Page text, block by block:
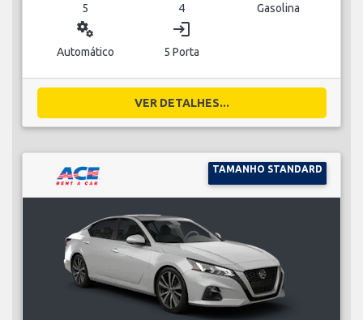
5 4 Gasolina
miscellaneous_services
Automático
login
5 Porta
VER DETALHES...
TAMANHO STANDARD